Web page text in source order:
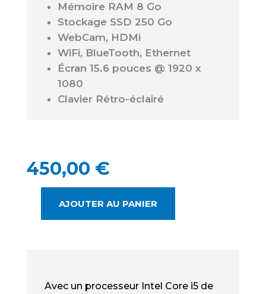
Mémoire RAM 8 Go
Stockage SSD 250 Go
WebCam, HDMi
WiFi, BlueTooth, Ethernet
Écran 15.6 pouces @ 1920 x
1080
Clavier Rétro-éclairé
450,00 €
QUANTITÉ
AJOUTER AU PANIER
Avec un processeur Intel Core i5 de